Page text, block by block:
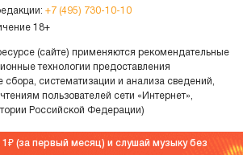
+7 (495) 730-10-10
18+
(сайте) применяются рекомендательные
технологии предоставления
систематизации и анализа сведений,
пользователей сети «Интернет»,
Российской Федерации)
(за первый месяц) и слушай музыку без